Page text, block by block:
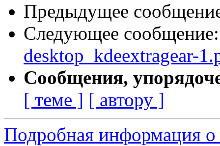
Предыдущее
Следующее
desktop_kdeextragear-
Сообщения,
[ теме ] [ автору ]
Подробная информация о